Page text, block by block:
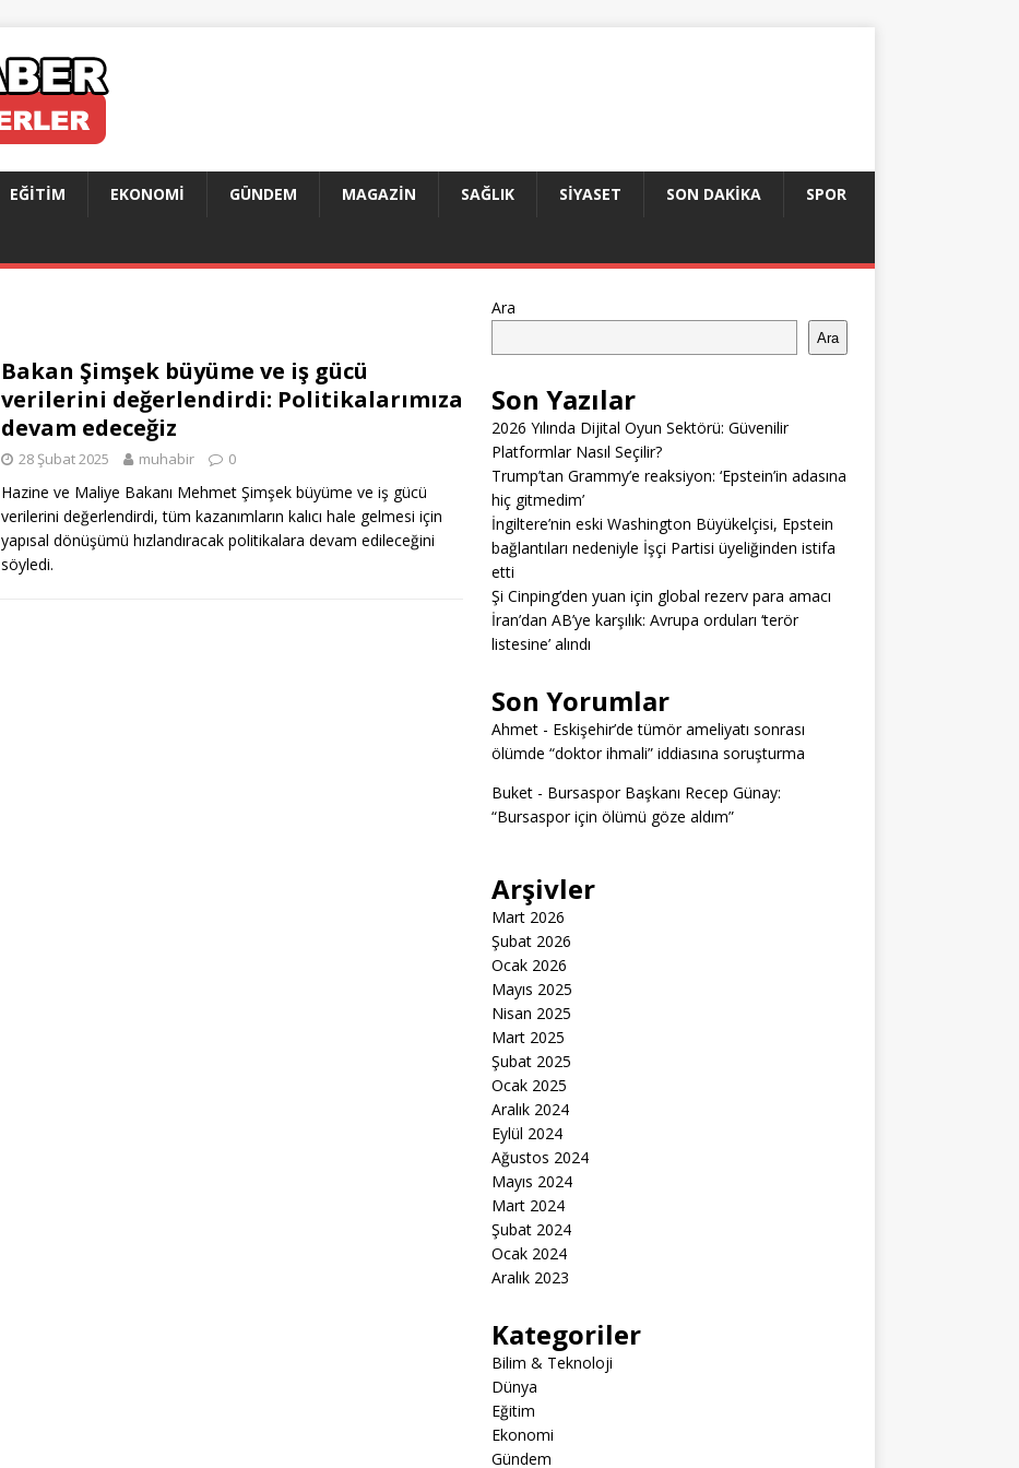
EĞITIM EKONOMI GÜNDEM MAGAZIN SAĞLIK SIYASET SON DAKIKA SPOR
Bakan Şimşek büyüme ve iş gücü
verilerini değerlendirdi: Politikalarımıza
devam edeceğiz
28 Şubat 2025 muhabir 0
Hazine ve Maliye Bakanı Mehmet Şimşek büyüme ve iş gücü
verilerini değerlendirdi, tüm kazanımların kalıcı hale gelmesi için
yapısal dönüşümü hızlandıracak politikalara devam edileceğini
söyledi.
Ara
Ara
Son Yazılar
2026 Yılında Dijital Oyun Sektörü: Güvenilir
Platformlar Nasıl Seçilir?
Trump’tan Grammy’e reaksiyon: ‘Epstein’in adasına
hiç gitmedim’
İngiltere’nin eski Washington Büyükelçisi, Epstein
bağlantıları nedeniyle İşçi Partisi üyeliğinden istifa
etti
Şi Cinping’den yuan için global rezerv para amacı
İran’dan AB’ye karşılık: Avrupa orduları ‘terör
listesine’ alındı
Son Yorumlar
Ahmet- Eskişehir’de tümör ameliyatı sonrası
ölümde “doktor ihmali” iddiasına soruşturma
Buket- Bursaspor Başkanı Recep Günay:
“Bursaspor için ölümü göze aldım”
Arşivler
Mart 2026
Şubat 2026
Ocak 2026
Mayıs 2025
Nisan 2025
Mart 2025
Şubat 2025
Ocak 2025
Aralık 2024
Eylül 2024
Ağustos 2024
Mayıs 2024
Mart 2024
Şubat 2024
Ocak 2024
Aralık 2023
Kategoriler
Bilim & Teknoloji
Dünya
Eğitim
Ekonomi
Gündem